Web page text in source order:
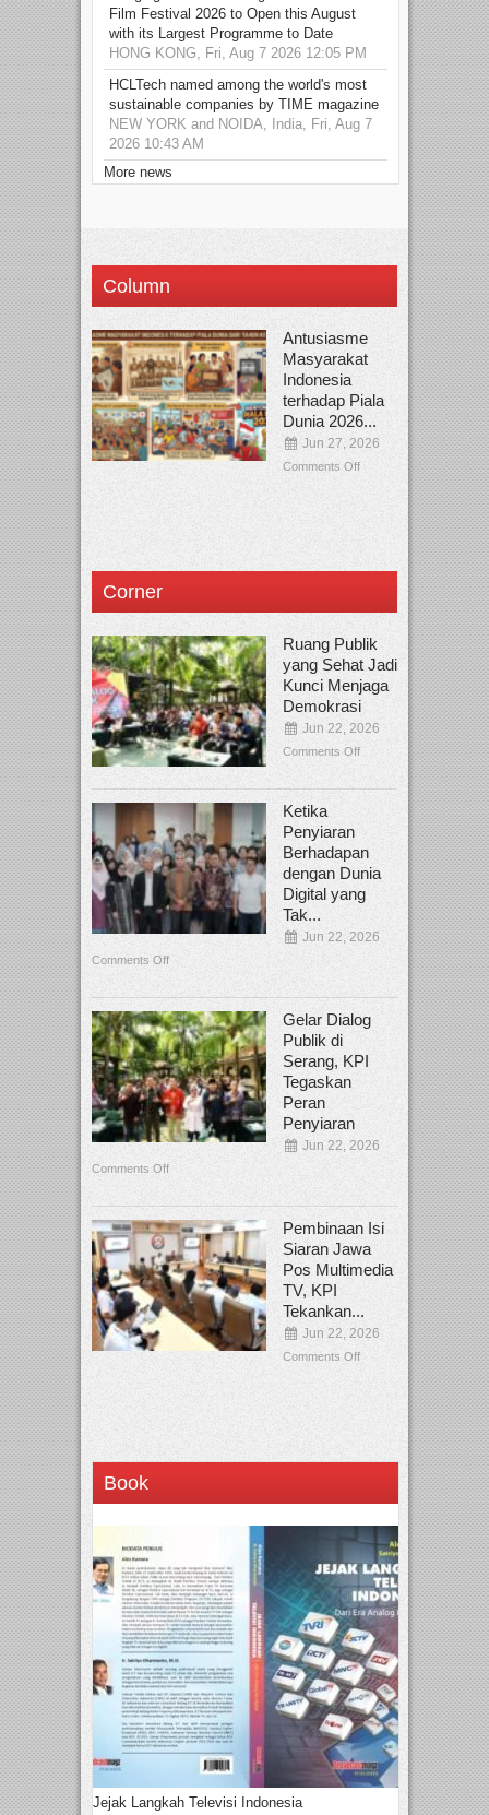
Film Festival 2026 to Open this August
with its Largest Programme to Date
HONG KONG, Fri, Aug 7 2026 12:05 PM
HCLTech named among the world's most
sustainable companies by TIME magazine
NEW YORK and NOIDA, India, Fri, Aug 7
2026 10:43 AM
More news
Column
Antusiasme
Masyarakat
Indonesia
terhadap Piala
Dunia 2026...
Jun 27, 2026
Comments Off
Corner
Ruang Publik
yang Sehat Jadi
Kunci Menjaga
Demokrasi
Jun 22, 2026
Comments Off
Ketika
Penyiaran
Berhadapan
dengan Dunia
Digital yang
Tak...
Jun 22, 2026
Comments Off
Gelar Dialog
Publik di
Serang, KPI
Tegaskan
Peran
Penyiaran
Jun 22, 2026
Comments Off
Pembinaan Isi
Siaran Jawa
Pos Multimedia
TV, KPI
Tekankan...
Jun 22, 2026
Comments Off
Book
Jejak Langkah Televisi Indonesia